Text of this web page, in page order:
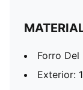
Forro Del
Exterior: